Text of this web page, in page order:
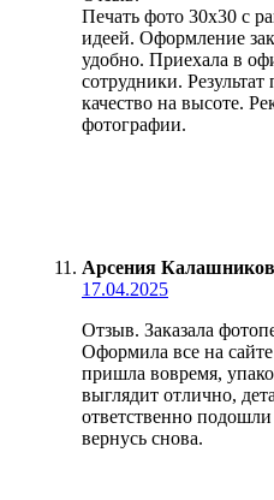
Печать фото 30х30 с
идеей. Оформление
удобно. Приехала в
сотрудники.
качество на высоте.
фотографии.
Арсения
17.04.2025
Отзыв. Заказала
Оформила все на сайте
пришла вовремя,
выглядит отлично,
ответственно
вернусь снова.